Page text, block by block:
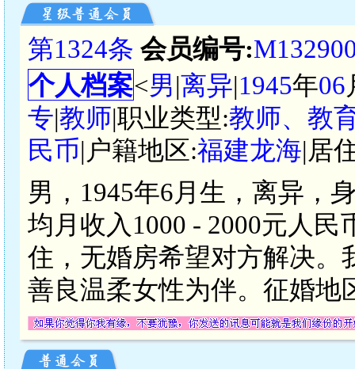
第1324条 会员编号:
个人档案<男|离异|1945年06
专|教师|职业类型:教师、教
民币|户籍地区:福建龙海|居
男，1945年6月生，离异，
均月收入1000 - 2000元人
住，无婚房希望对方解决。
善良温柔女性为伴。征婚地